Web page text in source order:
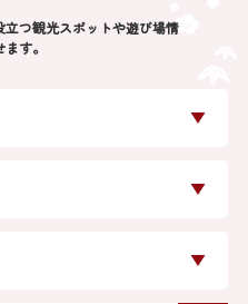
つ観光スポットや遊び場情
す。